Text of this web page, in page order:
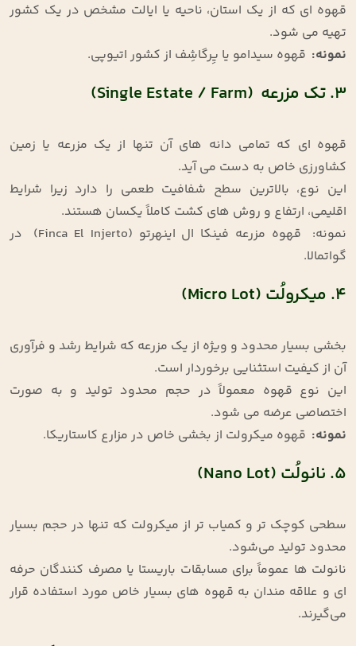
قهوه‌ ای که از یک استان، ناحیه یا ایالت مشخص در یک کشور
تهیه می‌ شود.
نمونه: قهوه سیدامو یا یِرگاشِف از کشور اتیوپی.
۳. تک ‌مزرعه (Single Estate / Farm)
قهوه ‌ای که تمامی دانه ‌های آن تنها از یک مزرعه یا زمین
کشاورزی خاص به دست می ‌آید.
این نوع، بالاترین سطح شفافیت طعمی را دارد زیرا شرایط
اقلیمی، ارتفاع و روش‌ های کشت کاملاً یکسان هستند.
نمونه: قهوه مزرعه فینکا ال اینهرتو (Finca El Injerto)
در
گواتمالا.
۴. میکرولُت (Micro Lot)
بخشی بسیار محدود و ویژه از یک مزرعه که شرایط رشد و فرآوری
آن از کیفیت استثنایی برخوردار است.
این نوع قهوه معمولاً در حجم محدود تولید و به ‌صورت
اختصاصی عرضه می‌ شود.
نمونه: قهوه میکرولت از بخشی خاص در مزارع کاستاریکا.
۵. نانولُت (Nano Lot)
سطحی کوچک ‌تر و کمیاب ‌تر از میکرولت که تنها در حجم بسیار
محدود تولید می‌شود.
نانولت‌ ها عموماً برای مسابقات باریستا یا مصرف ‌کنندگان حرفه‌
ای و علاقه‌ مندان به قهوه‌ های بسیار خاص مورد استفاده قرار
می‌گیرند.